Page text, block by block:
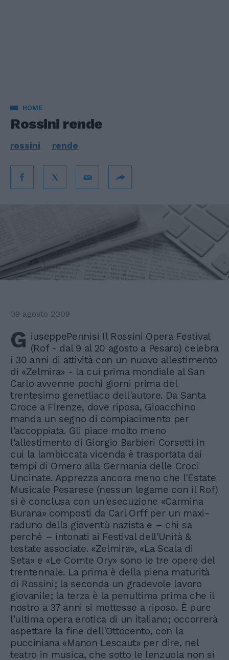
HOME
Rossini rende
rossini rende
09 agosto 2009
G iuseppePennisi Il Rossini Opera Festival
(Rof - dal 9 al 20 agosto a Pesaro) celebra
i 30 anni di attività con un nuovo allestimento
di «Zelmira» - la cui prima mondiale al San
Carlo avvenne pochi giorni prima del
trentesimo genetliaco dell'autore. Da Santa
Croce a Firenze, dove riposa, Gioacchino
manda un segno di compiacimento per
l'accoppiata. Gli piace molto meno
l'allestimento di Giorgio Barbieri Corsetti in
cui la lambiccata vicenda è trasportata dai
tempi di Omero alla Germania delle Croci
Uncinate. Apprezza ancora meno che l'Estate
Musicale Pesarese (nessun legame con il Rof)
si è conclusa con un'esecuzione «Carmina
Burana» composti da Carl Orff per un maxi-
raduno della gioventù nazista e – chi sa
perché – intonati ai Festival dell'Unità &
testate associate. «Zelmira», «La Scala di
Seta» e «Le Comte Ory» sono le tre opere del
trentennale. La prima è della piena maturità
di Rossini; la seconda un gradevole lavoro
giovanile; la terza è la penultima prima che il
nostro a 37 anni si mettesse a riposo. È pure
l'ultima opera erotica di un italiano; occorrerà
aspettare la fine dell'Ottocento, con la
pucciniana «Manon Lescaut» per dire, nel
teatro in musica, che sotto le lenzuola non si